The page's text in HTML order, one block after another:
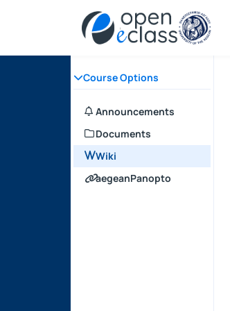
Course Options
Announcements
Documents
Wiki
aegeanPanopto